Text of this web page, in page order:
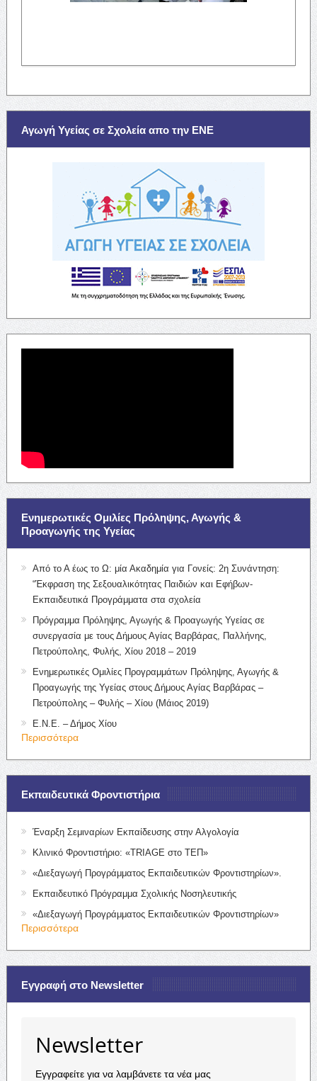
Αγωγή Υγείας σε Σχολεία απο την ΕΝΕ
Ενημερωτικές Ομιλίες Πρόληψης, Αγωγής &
Προαγωγής της Υγείας
Από το Α έως το Ω: μία Ακαδημία για Γονείς: 2η Συνάντηση:
“Έκφραση της Σεξουαλικότητας Παιδιών και Εφήβων-
Εκπαιδευτικά Προγράμματα στα σχολεία
Πρόγραμμα Πρόληψης, Αγωγής & Προαγωγής Υγείας σε
συνεργασία με τους Δήμους Αγίας Βαρβάρας, Παλλήνης,
Πετρούπολης, Φυλής, Χίου 2018 – 2019
Ενημερωτικές Ομιλίες Προγραμμάτων Πρόληψης, Αγωγής &
Προαγωγής της Υγείας στους Δήμους Αγίας Βαρβάρας –
Πετρούπολης – Φυλής – Χίου (Μάιος 2019)
Ε.Ν.Ε. – Δήμος Χίου
Περισσότερα
Εκπαιδευτικά Φροντιστήρια
Έναρξη Σεμιναρίων Εκπαίδευσης στην Αλγολογία
Κλινικό Φροντιστήριο: «TRIAGE στο ΤΕΠ»
«Διεξαγωγή Προγράμματος Εκπαιδευτικών Φροντιστηρίων».
Εκπαιδευτικό Πρόγραμμα Σχολικής Νοσηλευτικής
«Διεξαγωγή Προγράμματος Εκπαιδευτικών Φροντιστηρίων»
Περισσότερα
Εγγραφή στο Newsletter
Newsletter
Εγγραφείτε για να λαμβάνετε τα νέα μας